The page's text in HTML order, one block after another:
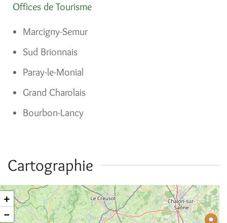
Offices de Tourisme
Marcigny-Semur
Sud Brionnais
Paray-le-Monial
Grand Charolais
Bourbon-Lancy
Cartographie
+
−